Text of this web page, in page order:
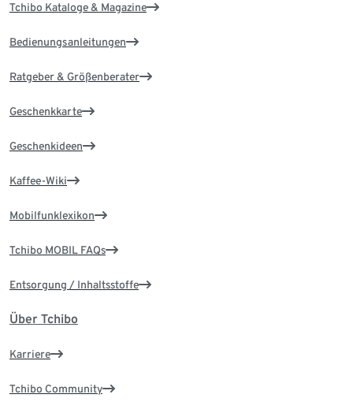
Tchibo Kataloge & Magazine
Bedienungsanleitungen
Ratgeber & Größenberater
Geschenkkarte
Geschenkideen
Kaffee-Wiki
Mobilfunklexikon
Tchibo MOBIL FAQs
Entsorgung / Inhaltsstoffe
Über Tchibo
Karriere
Tchibo Community